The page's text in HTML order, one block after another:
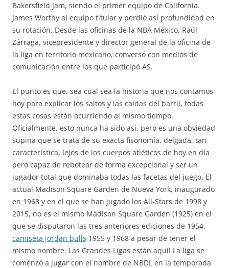
Bakersfield Jam, siendo el primer equipo de California.
James Worthy al equipo titular y perdió así profundidad en
su rotación. Desde las oficinas de la NBA México, Raúl
Zárraga, vicepresidente y director general de la oficina de
la liga en territorio mexicano, conversó con medios de
comunicación entre los que participó AS.
El punto es que, sea cual sea la historia que nos contamos
hoy para explicar los saltos y las caídas del barril, todas
estas cosas están ocurriendo al mismo tiempo.
Oficialmente, esto nunca ha sido así, pero es una obviedad
supina que se trata de su exacta fisonomía, delgada, tan
característica, lejos de los cuerpos atléticos de hoy en día
pero capaz de rebotear de forma excepcional y ser un
jugador total que dominaba todas las facetas del juego. El
actual Madison Square Garden de Nueva York, inaugurado
en 1968 y en el que se han jugado los All-Stars de 1998 y
2015, no es el mismo Madison Square Garden (1925) en el
que se disputaron las tres anteriores ediciones de 1954,
camiseta jordan bulls 1955 y 1968 a pesar de tener el
mismo nombre. Las Grandes Ligas están aquí! La liga se
comenzó a jugar con el nombre de NBDL en la temporada